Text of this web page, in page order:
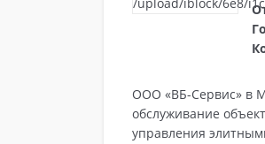
ООО «ВБ-Сервис» в
обслуживание
управления